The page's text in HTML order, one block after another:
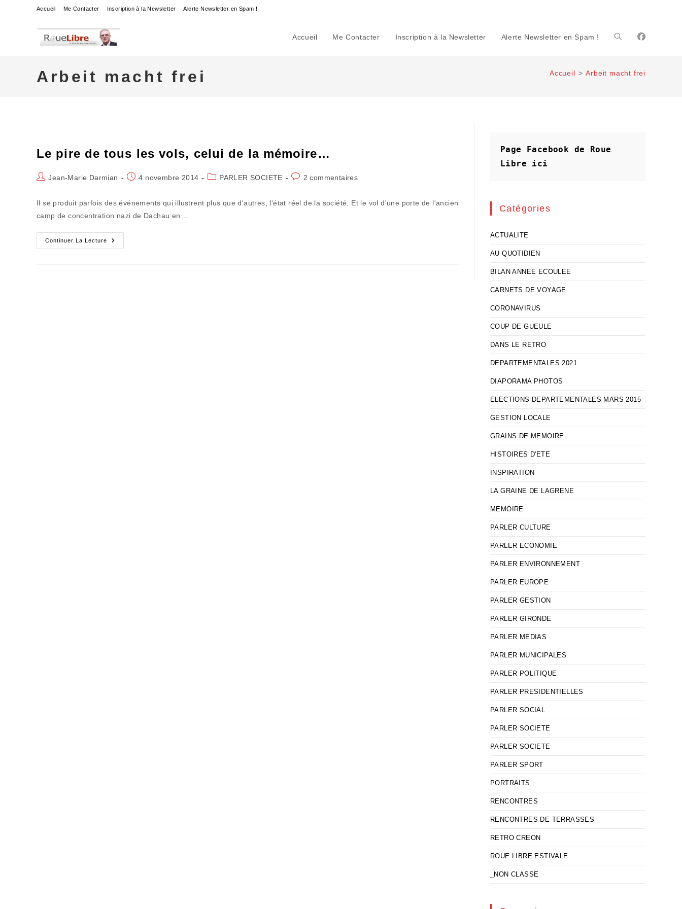
Accueil Me Contacter Inscription à la Newsletter Alerte Newsletter en Spam !
Accueil Me Contacter Inscription à la Newsletter Alerte Newsletter en Spam ! Toggle
website
Arbeit macht frei Accueil > Arbeit macht frei
Le pire de tous les vols, celui de la mémoire…
Auteur/autrice
publication :
Jean-Marie Darmian
Publication
4 novembre 2014
PostPARLER SOCIETE
Commentaires
2 commentaires
Il se produit parfois des événements qui illustrent plus que d'autres, l'état réel de la société. Et le vol d'une porte de l'ancien
camp de concentration nazi de Dachau en…
Continuer La Lecture
Le
Pire
Page Facebook de Roue
Libre
ici
Catégories
ACTUALITE
AU QUOTIDIEN
BILAN ANNEE ECOULEE
CARNETS DE VOYAGE
CORONAVIRUS
COUP DE GUEULE
DANS LE RETRO
DEPARTEMENTALES 2021
DIAPORAMA PHOTOS
ELECTIONS DEPARTEMENTALES MARS 2015
GESTION LOCALE
GRAINS DE MEMOIRE
HISTOIRES D'ETE
INSPIRATION
LA GRAINE DE LAGRENE
MEMOIRE
PARLER CULTURE
PARLER ECONOMIE
PARLER ENVIRONNEMENT
PARLER EUROPE
PARLER GESTION
PARLER GIRONDE
PARLER MEDIAS
PARLER MUNICIPALES
PARLER POLITIQUE
PARLER PRESIDENTIELLES
PARLER SOCIAL
PARLER SOCIETE
PARLER SOCIETE
PARLER SPORT
PORTRAITS
RENCONTRES
RENCONTRES DE TERRASSES
RETRO CREON
ROUE LIBRE ESTIVALE
_NON CLASSE